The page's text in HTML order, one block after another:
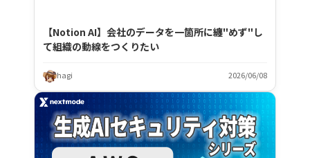
【Notion AI】会社のデータを一箇所に纏"めず"し
て組織の動線をつくりたい
hagi 2026/06/08